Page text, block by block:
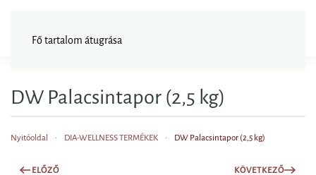
Fő tartalom átugrása
DW Palacsintapor (2,5 kg)
Nyitóoldal DIA-WELLNESS TERMÉKEK DW Palacsintapor (2,5 kg)
ELŐZŐ KÖVETKEZŐ